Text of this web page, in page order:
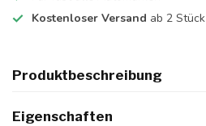
Kostenloser Versand ab 2 Stück
Produktbeschreibung
Eigenschaften